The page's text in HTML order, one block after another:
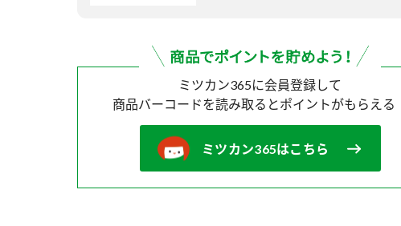
ミツカン365に会員登録して
商品バーコードを読み取ると ポイントがもらえる
ミツカン365はこちら